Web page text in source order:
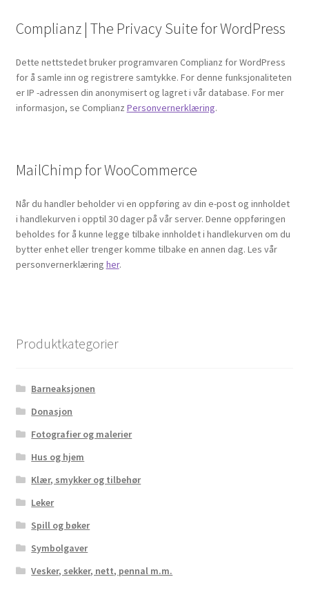
Complianz | The Privacy Suite for WordPress
Dette nettstedet bruker programvaren Complianz for WordPress
for å samle inn og registrere samtykke. For denne funksjonaliteten
er IP -adressen din anonymisert og lagret i vår database. For mer
informasjon, se Complianz Personvernerklæring.
MailChimp for WooCommerce
Når du handler beholder vi en oppføring av din e-post og innholdet
i handlekurven i opptil 30 dager på vår server. Denne oppføringen
beholdes for å kunne legge tilbake innholdet i handlekurven om du
bytter enhet eller trenger komme tilbake en annen dag. Les vår
personvernerklæring her.
Produktkategorier
Barneaksjonen
Donasjon
Fotografier og malerier
Hus og hjem
Klær, smykker og tilbehør
Leker
Spill og bøker
Symbolgaver
Vesker, sekker, nett, pennal m.m.